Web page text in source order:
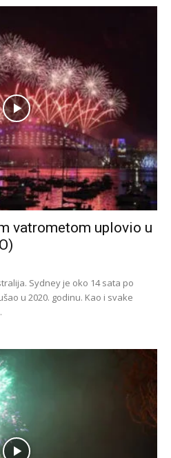
vatrometom uplovio u
Sydney je oko 14 sata po
u 2020. godinu. Kao i svake